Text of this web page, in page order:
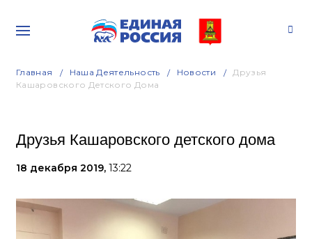
Главная Наша Деятельность Новости
Друзья
Кашаровского Детского Дома
Друзья Кашаровского детского дома
18 декабря 2019, 13:22